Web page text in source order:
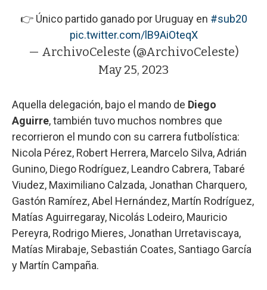
👉 Único partido ganado por Uruguay en #sub20
pic.twitter.com/lB9AiOteqX
— ArchivoCeleste (@ArchivoCeleste)
May 25, 2023
Aquella delegación, bajo el mando de Diego
Aguirre, también tuvo muchos nombres que
recorrieron el mundo con su carrera futbolística:
Nicola Pérez, Robert Herrera, Marcelo Silva, Adrián
Gunino, Diego Rodríguez, Leandro Cabrera, Tabaré
Viudez, Maximiliano Calzada, Jonathan Charquero,
Gastón Ramírez, Abel Hernández, Martín Rodríguez,
Matías Aguirregaray, Nicolás Lodeiro, Mauricio
Pereyra, Rodrigo Mieres, Jonathan Urretaviscaya,
Matías Mirabaje, Sebastián Coates, Santiago García
y Martín Campaña.